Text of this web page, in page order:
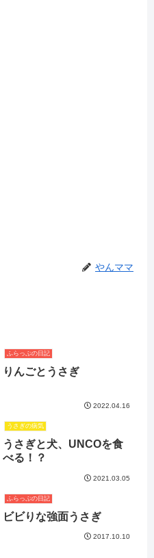
やんママ
ふらっぷの日記
りんごとうさぎ
2022.04.16
うさぎの病気
うさぎと犬、UNCOを食
べる！？
2021.03.05
ふらっぷの日記
ビビりな強面うさぎ
2017.10.10